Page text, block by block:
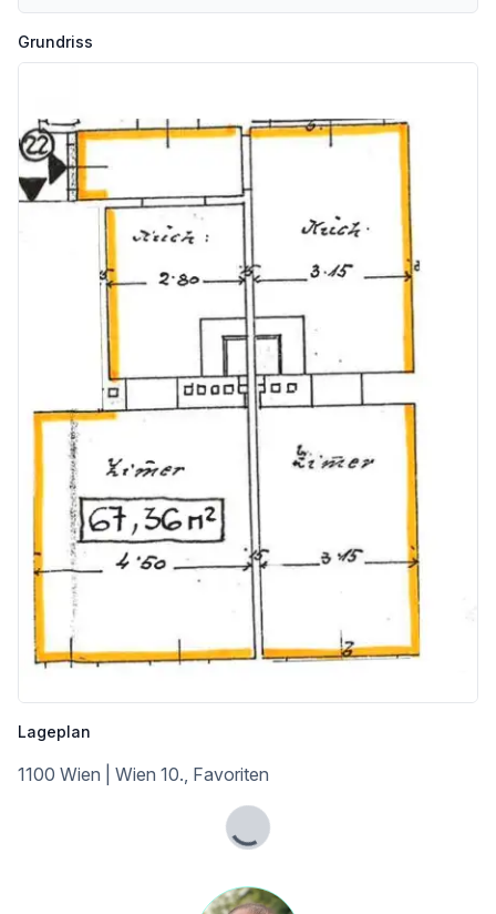
LAGE
* U-Bahn: ca. 425 m
* Straßenbahn: ca. 200 m
* Bahnhof: ca. 375 m
* Supermarkt: ca. 150 m
* Kindergarten: ca. 75 m
* Schule: ca. 175 m
KONTAKT & BESICHTIGUNG
ANSPRECHPARTNER
ALBERT BANGIEV
ADAMANT IMMOBILIEN GMBH
NASCHMARKT 50, 1060 WIEN
TELEFON: 06765400790
E-MAIL: A.BANGIEV@ADAMANT-IMMOBILIEN.AT
WEB: WWW.ADAMANT-IMMOBILIEN.AT [http://www.adamant-immobilien.at]
Die in diesem Exposé enthaltenen Angaben, Informationen, Unterlagen und Pläne wurden uns vom Eigentümer bzw. von Dritten zur Verfügung gestellt. Trotz sorgfältiger Prüfung übernehmen wir keine Gewähr oder Haftung für die Richtigkeit, Vollständigkeit und Aktualität der Angaben. Insbesondere sind Flächenangaben, Ausstattungsmerkmale, Baujahr, Nutzungs- und Genehmigungssituationen sowie sonstige objektrelevante Informationen vom Kauf- bzw. Mietinteressenten eigenständig zu überprüfen. Änderungen, Irrtümer sowie Zwischenverkauf bzw. Zwischenvermietung bleiben vorbehalten. Eine Haftung unseres Büros für Schäden materieller oder immaterieller Art, die aus der Nutzung oder dem Vertrauen auf die bereitgestellten Informationen entstehen, ist – soweit gesetzlich zulässig – ausgeschlossen.
Grundriss
Lageplan
1100 Wien | Wien 10., Favoriten
Lade...